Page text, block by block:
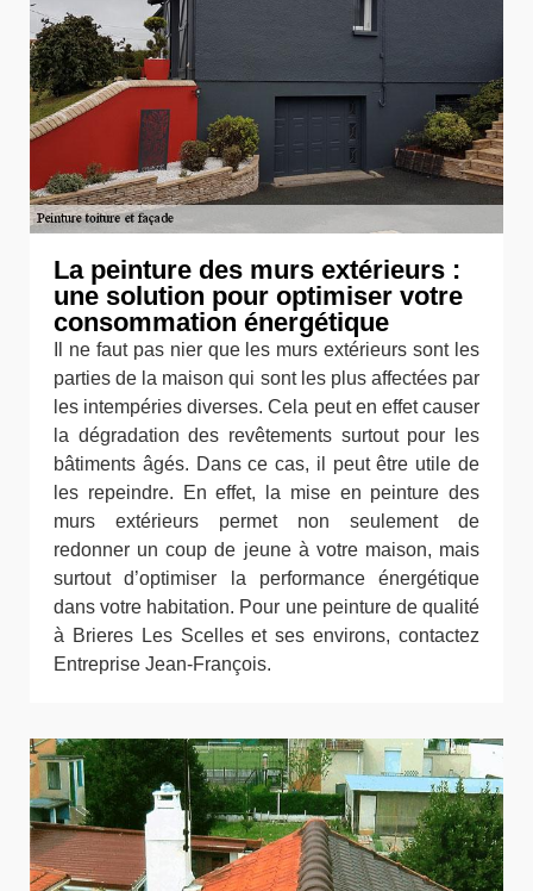
La peinture des murs extérieurs :
une solution pour optimiser votre
consommation énergétique
Il ne faut pas nier que les murs extérieurs sont les
parties de la maison qui sont les plus affectées par
les intempéries diverses. Cela peut en effet causer
la dégradation des revêtements surtout pour les
bâtiments âgés. Dans ce cas, il peut être utile de
les repeindre. En effet, la mise en peinture des
murs extérieurs permet non seulement de
redonner un coup de jeune à votre maison, mais
surtout d’optimiser la performance énergétique
dans votre habitation. Pour une peinture de qualité
à Brieres Les Scelles et ses environs, contactez
Entreprise Jean-François.